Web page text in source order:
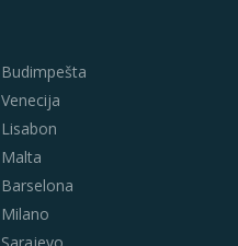
Budimpešta
Venecija
Lisabon
Malta
Barselona
Milano